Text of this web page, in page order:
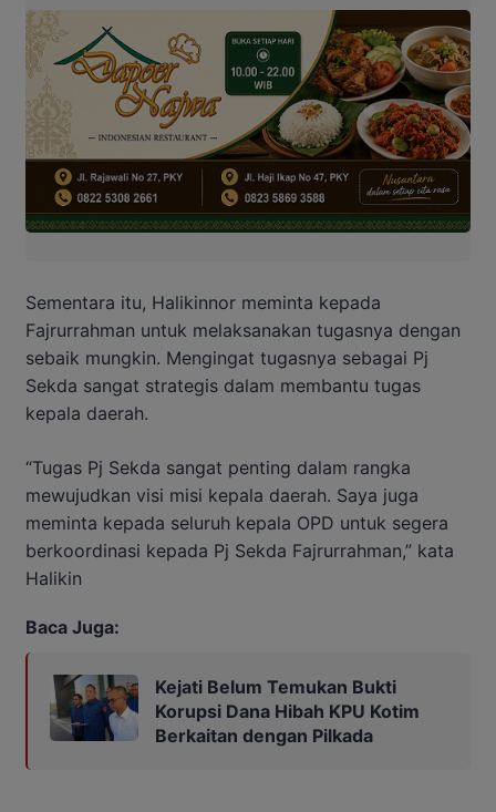
Sementara itu, Halikinnor meminta kepada
Fajrurrahman untuk melaksanakan tugasnya dengan
sebaik mungkin. Mengingat tugasnya sebagai Pj
Sekda sangat strategis dalam membantu tugas
kepala daerah.
“Tugas Pj Sekda sangat penting dalam rangka
mewujudkan visi misi kepala daerah. Saya juga
meminta kepada seluruh kepala OPD untuk segera
berkoordinasi kepada Pj Sekda Fajrurrahman,” kata
Halikin
Baca Juga:
Kejati Belum Temukan Bukti
Korupsi Dana Hibah KPU Kotim
Berkaitan dengan Pilkada